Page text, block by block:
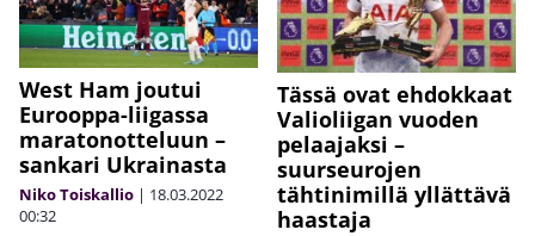
West Ham joutui
Eurooppa-liigassa
maratonotteluun –
sankari Ukrainasta
Niko Toiskallio | 18.03.2022
00:32
Tässä ovat ehdokkaat
Valioliigan vuoden
pelaajaksi –
suurseurojen
tähtinimillä yllättävä
haastaja